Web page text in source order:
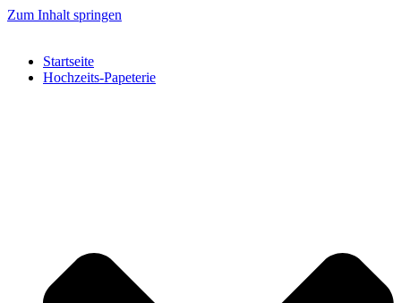
Zum Inhalt springen
Startseite
Hochzeits-Papeterie